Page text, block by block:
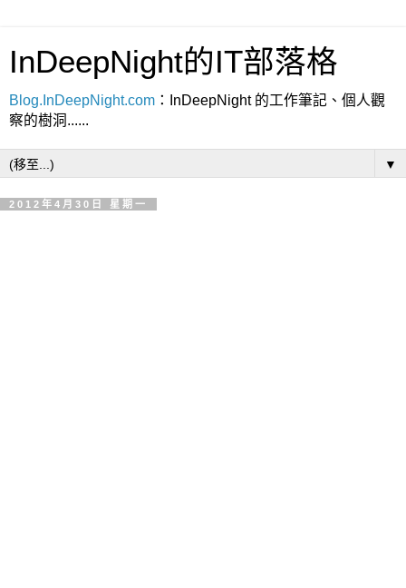
InDeepNight的IT部落格
Blog.InDeepNight.com ：InDeepNight 的工作筆記、個人觀
察的樹洞......
▼
2012年4月30日 星期一